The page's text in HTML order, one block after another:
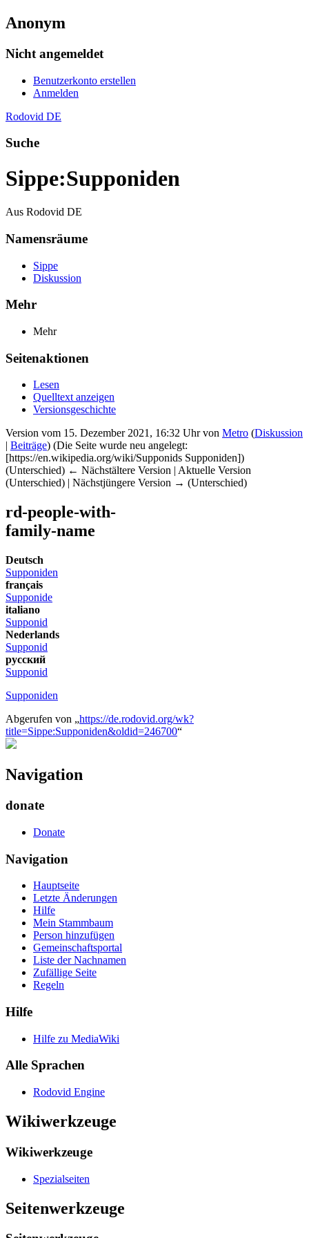
Anonym
Nicht angemeldet
Benutzerkonto erstellen
Anmelden
Rodovid DE
Suche
Sippe:Supponiden
Aus Rodovid DE
Namensräume
Sippe
Diskussion
Mehr
Mehr
Seitenaktionen
Lesen
Quelltext anzeigen
Versionsgeschichte
Version vom 15. Dezember 2021, 16:32 Uhr von Metro (Diskussion
| Beiträge) (Die Seite wurde neu angelegt:
[https://en.wikipedia.org/wiki/Supponids Supponiden])
(Unterschied) ← Nächstältere Version | Aktuelle Version
(Unterschied) | Nächstjüngere Version → (Unterschied)
rd-people-with-
family-name
Deutsch
Supponiden
français
Supponide
italiano
Supponid
Nederlands
Supponid
русский
Supponid
Supponiden
Abgerufen von „https://de.rodovid.org/wk?
title=Sippe:Supponiden&oldid=246700“
Navigation
donate
Donate
Navigation
Hauptseite
Letzte Änderungen
Hilfe
Mein Stammbaum
Person hinzufügen
Gemeinschafts­portal
Liste der Nachnamen
Zufällige Seite
Regeln
Hilfe
Hilfe zu MediaWiki
Alle Sprachen
Rodovid Engine
Wikiwerkzeuge
Wikiwerkzeuge
Spezialseiten
Seitenwerkzeuge